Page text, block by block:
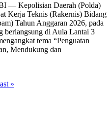
— Kepolisian Daerah (Polda)
Kerja Teknis (Rakernis) Bidang
Tahun Anggaran 2026, pada
berlangsung di Aula Lantai 3
tema “Penguatan
Mendukung dan
»